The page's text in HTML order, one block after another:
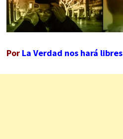
Por La Verdad nos hará libres